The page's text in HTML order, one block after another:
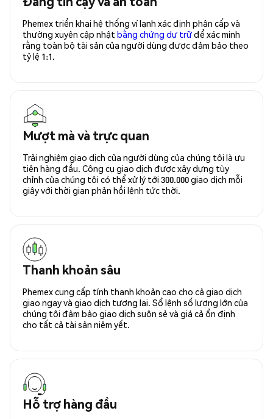
Phemex triển khai hệ thống ví lạnh xác định phân cấp và
thường xuyên cập nhật bằng chứng dự trữđể xác minh
rằng toàn bộ tài sản của người dùng được đảm bảo theo
tỷ lệ 1:1.
Mượt mà và trực quan
Trải nghiệm giao dịch của người dùng của chúng tôi là ưu
tiên hàng đầu. Công cụ giao dịch được xây dựng tùy
chỉnh của chúng tôi có thể xử lý tới 300.000 giao dịch mỗi
giây với thời gian phản hồi lệnh tức thời.
Thanh khoản sâu
Phemex cung cấp tính thanh khoản cao cho cả giao dịch
giao ngay và giao dịch tương lai. Sổ lệnh số lượng lớn của
chúng tôi đảm bảo giao dịch suôn sẻ và giá cả ổn định
cho tất cả tài sản niêm yết.
Hỗ trợ hàng đầu